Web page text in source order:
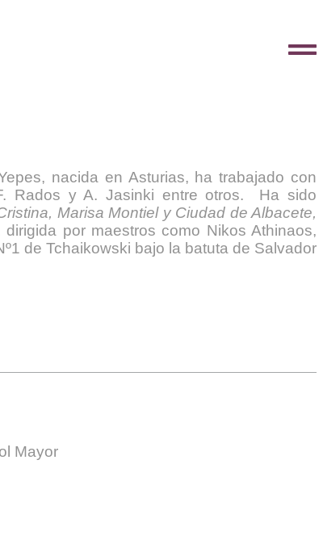
nacida en Asturias, ha trabajado con
Rados y A. Jasinki entre otros. Ha sido
Marisa Montiel y Ciudad de Albacete,
por maestros como Nikos Athinaos,
de Tchaikowski bajo la batuta de Salvador
Mayor